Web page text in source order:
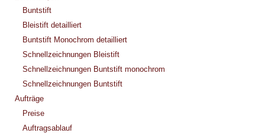
Buntstift
Bleistift detailliert
Buntstift Monochrom detailliert
Schnellzeichnungen Bleistift
Schnellzeichnungen Buntstift monochrom
Schnellzeichnungen Buntstift
Aufträge
Preise
Auftragsablauf